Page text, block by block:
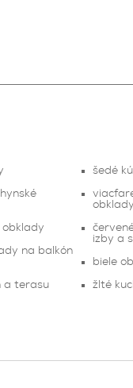
obklady
na balkón
a terasu
šedé
obklady
izby a
biele
žlté